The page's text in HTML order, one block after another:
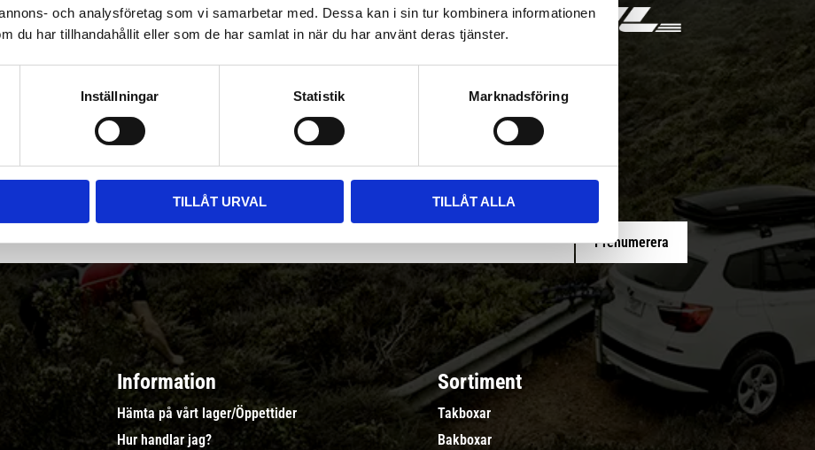
och analysföretag som vi samarbetar med. Dessa kan i sin tur kombinera informationen
du har tillhandahållit eller som de har samlat in när du har använt deras tjänster.
Inställningar Statistik Marknadsföring
TILLÅT URVAL TILLÅT ALLA
|| Snabba leveranser || Hämta på lagret med/utan montering
& erbjudanden
Prenumerera
Information
Hämta på vårt lager/Öppettider
Hur handlar jag?
Sortiment
Takboxar
Bakboxar